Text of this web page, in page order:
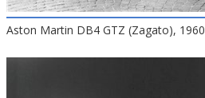
Aston Martin DB4 GTZ (Zagato), 1960